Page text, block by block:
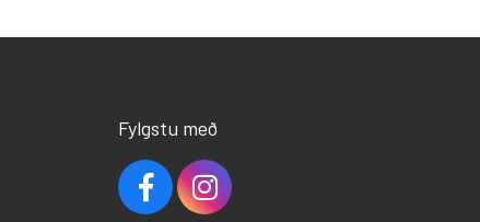
Fylgstu með